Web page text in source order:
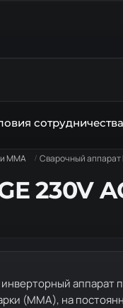
сотрудничества
MMA Сварочный аппарат
230V
инверторный аппарат
(MMA), на